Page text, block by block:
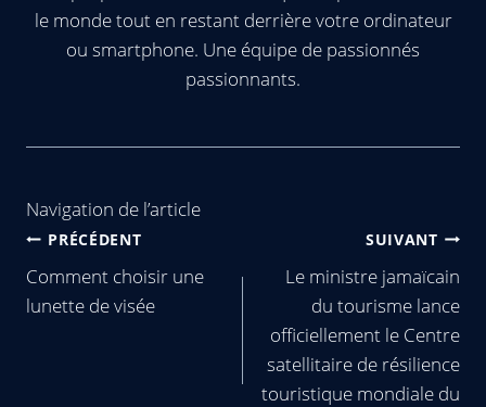
le monde tout en restant derrière votre ordinateur
ou smartphone. Une équipe de passionnés
passionnants.
Navigation de l’article
PRÉCÉDENT
Comment choisir une
lunette de visée
SUIVANT
Le ministre jamaïcain
du tourisme lance
officiellement le Centre
satellitaire de résilience
touristique mondiale du